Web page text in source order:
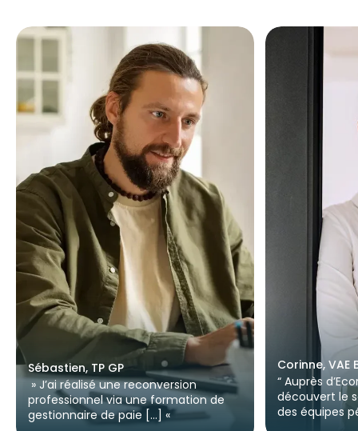
Sébastien, TP GP
» J’ai réalisé une reconversion
professionnel via une formation de
gestionnaire de paie […] «
Corinne, VAE
“ Auprès
découvert le
des équipes